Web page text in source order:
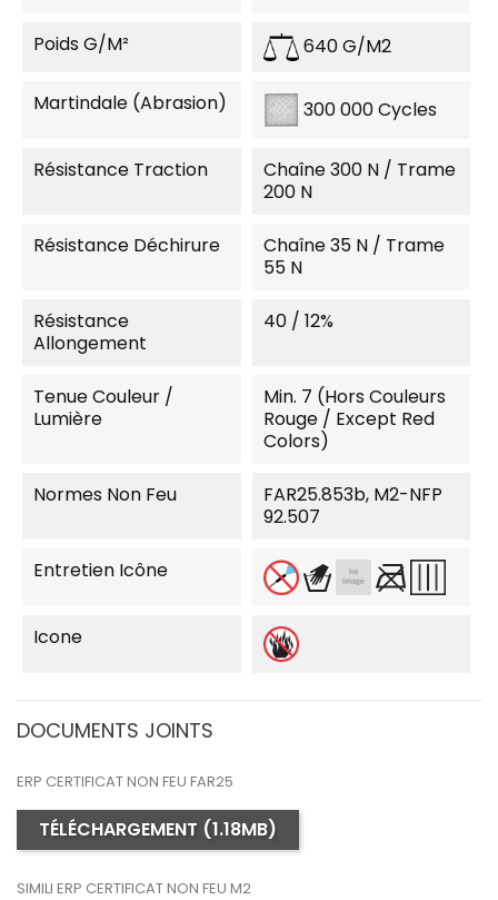
Poids G/m² 640 G/m2
Martindale (Abrasion) 300 000 Cycles
Résistance Traction
Chaîne 300 N / Trame
200 N
Résistance Déchirure
Chaîne 35 N / Trame
55 N
Résistance
Allongement
40 / 12%
Tenue Couleur /
Lumière
Min. 7 (Hors Couleurs
Rouge / Except Red
Colors)
Normes Non Feu
FAR25.853b, M2-NFP
92.507
Entretien Icône
Icone
DOCUMENTS JOINTS
ERP CERTIFICAT NON FEU FAR25
TÉLÉCHARGEMENT (1.18MB)
SIMILI ERP CERTIFICAT NON FEU M2